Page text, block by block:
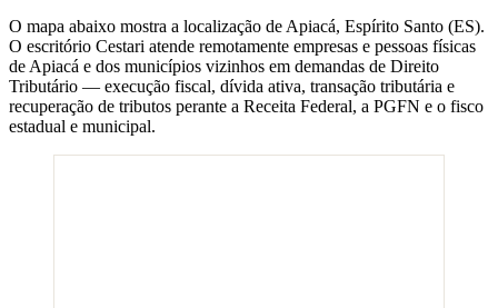
O mapa abaixo mostra a localização de Apiacá, Espírito Santo (ES).
O escritório Cestari atende remotamente empresas e pessoas físicas
de Apiacá e dos municípios vizinhos em demandas de Direito
Tributário — execução fiscal, dívida ativa, transação tributária e
recuperação de tributos perante a Receita Federal, a PGFN e o fisco
estadual e municipal.